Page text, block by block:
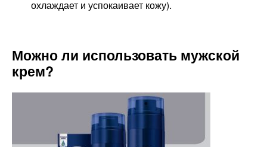
охлаждает и успокаивает кожу).
Можно ли использовать мужской
крем?